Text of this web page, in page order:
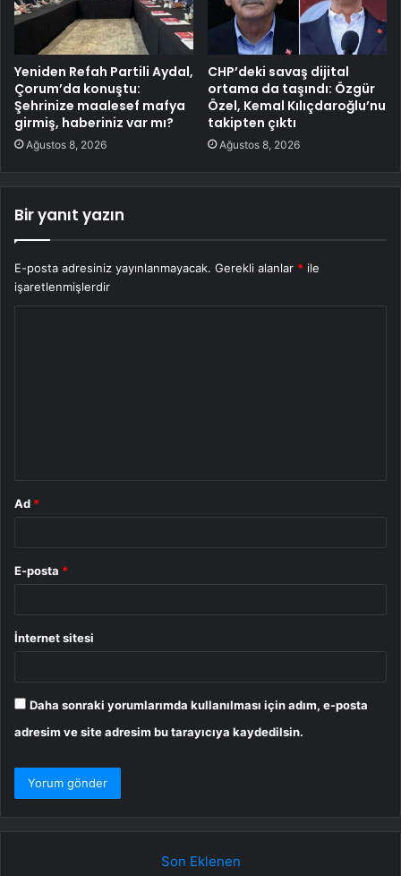
Yeniden Refah Partili Aydal,
Çorum’da konuştu:
Şehrinize maalesef mafya
girmiş, haberiniz var mı?
Ağustos 8, 2026
CHP’deki savaş dijital
ortama da taşındı: Özgür
Özel, Kemal Kılıçdaroğlu’nu
takipten çıktı
Ağustos 8, 2026
Bir yanıt yazın
E-posta adresiniz yayınlanmayacak. Gerekli alanlar * ile
işaretlenmişlerdir
Ad *
E-posta *
İnternet sitesi
Daha sonraki yorumlarımda kullanılması için adım, e-posta
adresim ve site adresim bu tarayıcıya kaydedilsin.
Son Eklenen